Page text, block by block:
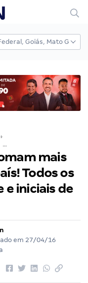
mais
Todos os
e iniciais de
em 27/04/16